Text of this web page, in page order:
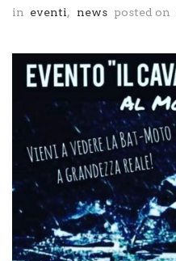
in eventi, news posted on